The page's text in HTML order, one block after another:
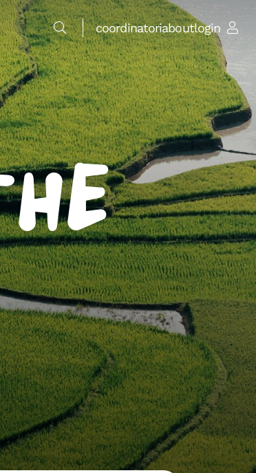
coordinatoriaboutlogin